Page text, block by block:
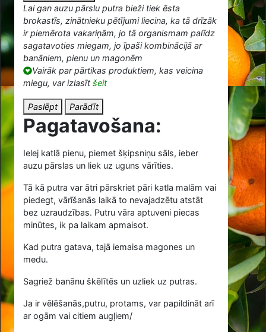
Lai gan auzu pārslu putra bieži tiek ēsta
brokastīs, zinātnieku pētījumi liecina, ka tā drīzāk
ir piemērota vakariņām, jo tā organismam palīdz
sagatavoties miegam, jo īpaši kombinācijā ar
banāniem, pienu un magonēm
Vairāk par pārtikas produktiem, kas veicina
miegu, var izlasīt šeit
Paslēpt Parādīt
Pagatavošana:
Ielej katlā pienu, piemet šķipsniņu sāls, ieber
auzu pārslas un liek uz uguns vārīties.
Tā kā putra var ātri pārskriet pāri katla malām vai
piedegt, vārīšanās laikā to nevajadzētu atstāt
bez uzraudzības. Putru vāra aptuveni piecas
minūtes, ik pa laikam apmaisot.
Kad putra gatava, tajā iemaisa magones un
medu.
Sagriež banānu škēlītēs un uzliek uz putras.
Ja ir vēlēšanās,putru, protams, var papildināt arī
ar ogām vai citiem augļiem/